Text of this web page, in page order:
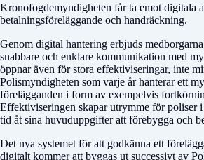
Kronofogdemyndigheten får ta emot digitala
betalningsföreläggande och handräckning.
Genom digital hantering erbjuds
snabbare och enklare kommunikation med
öppnar även för stora effektiviseringar, inte
Polismyndigheten som varje år hanterar ett
förelägganden i form av exempelvis
Effektiviseringen skapar utrymme för poliser
tid åt sina huvuduppgifter att förebygga och
Det nya systemet för att godkänna ett
digitalt kommer att byggas ut successivt av